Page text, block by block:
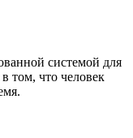
системой для
том, что человек